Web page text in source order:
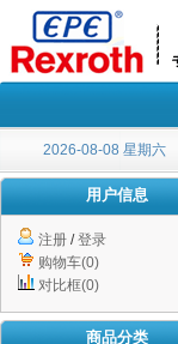
2026-08-08 星期六
用户信息
注册 /登录
购物车(0)
对比框(0)
商品分类